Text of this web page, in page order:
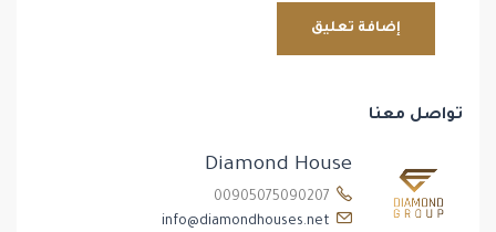
تواصل معنا
Diamond House
info@diamondhouses.net